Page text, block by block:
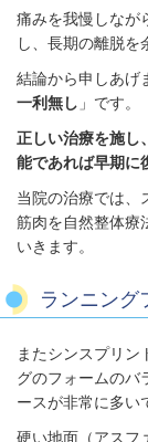
痛みを我慢しなが
し、長期の離脱を
結論から申しあげ
一利無し 」です。
正しい治療を施し、
能であれば早期に
当院の治療では、
筋肉を自然整体療
いきます。
ランニング
またシンスプリン
グのフォームのバ
ースが非常に多い
硬い地面（アスフ